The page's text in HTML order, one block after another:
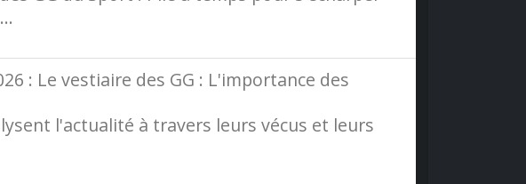
: Le vestiaire des GG : L'importance des
l'actualité à travers leurs vécus et leurs